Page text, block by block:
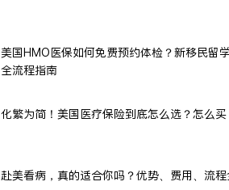
美国HMO医保如何免费预约体检？新移民留
全流程指南
化繁为简！美国医疗保险到底怎么选？怎么买
赴美看病，真的适合你吗？优势、费用、流